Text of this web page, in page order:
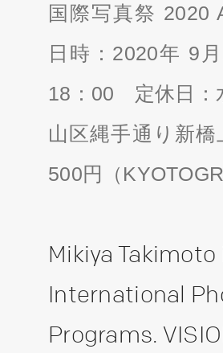
国際写真祭 2020
日時：2020年 9
18：00 定休日：
山区縄手通り新
500円（
Mikiya
International
Programs.